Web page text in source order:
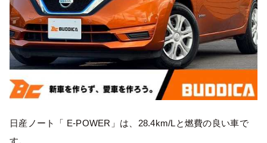
日産ノート「 E-POWER」は、28.4km/Lと燃費の良い車で
す。